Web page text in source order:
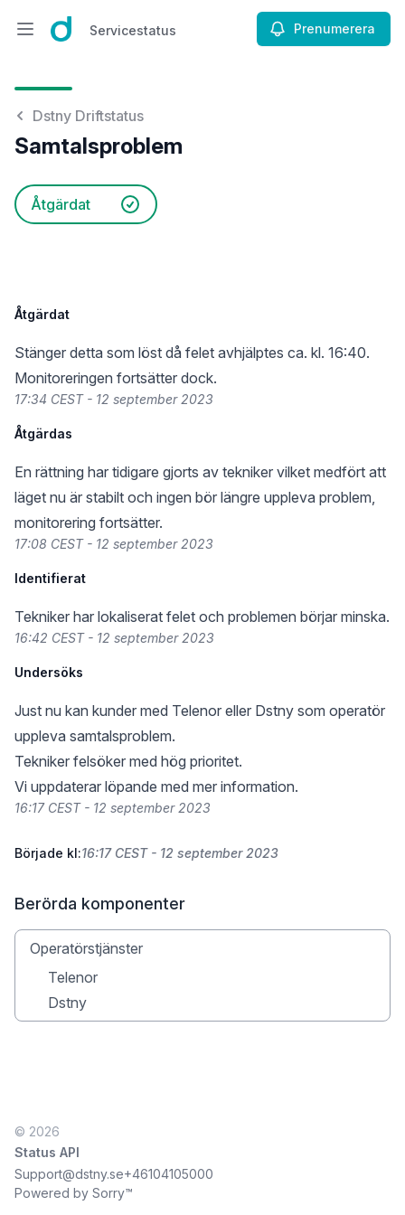
Öppna huvudmenyn
Servicestatus Prenumerera
Dstny Driftstatus
Samtalsproblem
Åtgärdat
Åtgärdat
Stänger detta som löst då felet avhjälptes ca. kl. 16:40.
Monitoreringen fortsätter dock.
17:34 CEST - 12 september 2023
Åtgärdas
En rättning har tidigare gjorts av tekniker vilket medfört att
läget nu är stabilt och ingen bör längre uppleva problem,
monitorering fortsätter.
17:08 CEST - 12 september 2023
Identifierat
Tekniker har lokaliserat felet och problemen börjar minska.
16:42 CEST - 12 september 2023
Undersöks
Just nu kan kunder med Telenor eller Dstny som operatör
uppleva samtalsproblem.
Tekniker felsöker med hög prioritet.
Vi uppdaterar löpande med mer information.
16:17 CEST - 12 september 2023
Började kl:16:17 CEST - 12 september 2023
Berörda komponenter
Operatörstjänster
Telenor
Dstny
© 2026
Status API
Support@dstny.se+46104105000
Powered by Sorry™